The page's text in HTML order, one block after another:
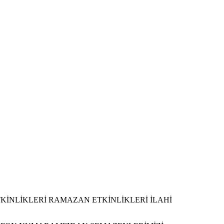
RAMAZAN ETKİNLİKLERİ İLAHİ